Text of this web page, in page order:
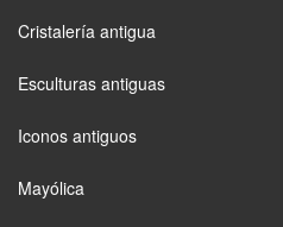
Cristalería antigua
Esculturas antiguas
Iconos antiguos
Mayólica